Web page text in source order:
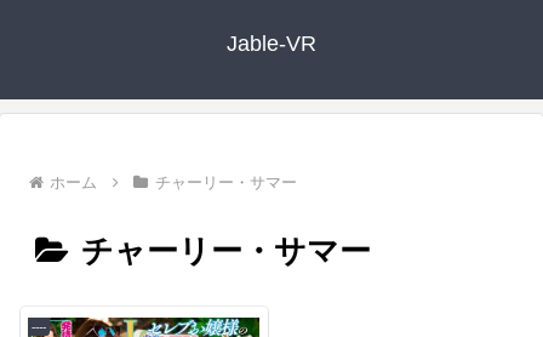
Jable-VR
ホーム チャーリー・サマー
チャーリー・サマー
----